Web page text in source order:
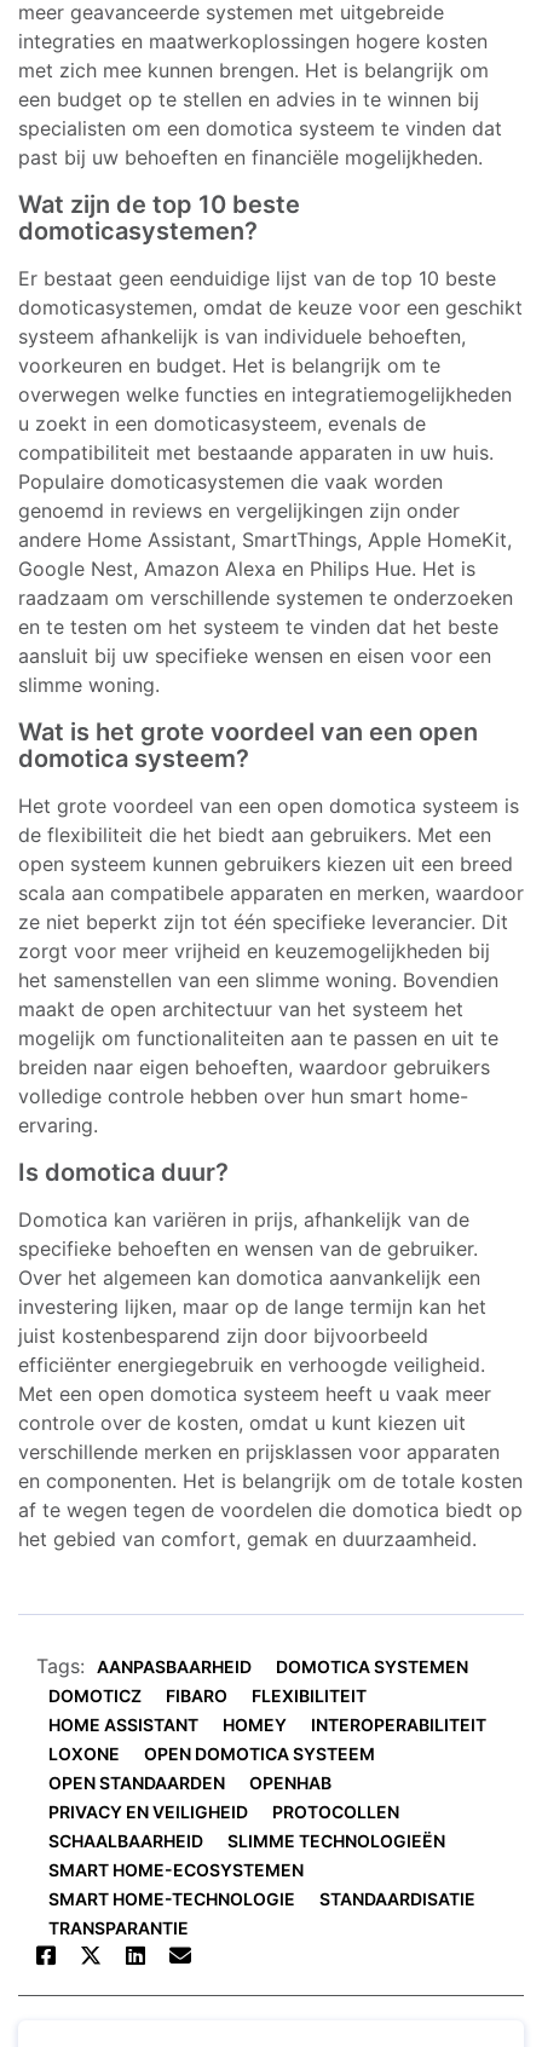
meer geavanceerde systemen met uitgebreide
integraties en maatwerkoplossingen hogere kosten
met zich mee kunnen brengen. Het is belangrijk om
een budget op te stellen en advies in te winnen bij
specialisten om een domotica systeem te vinden dat
past bij uw behoeften en financiële mogelijkheden.
Wat zijn de top 10 beste
domoticasystemen?
Er bestaat geen eenduidige lijst van de top 10 beste
domoticasystemen, omdat de keuze voor een geschikt
systeem afhankelijk is van individuele behoeften,
voorkeuren en budget. Het is belangrijk om te
overwegen welke functies en integratiemogelijkheden
u zoekt in een domoticasysteem, evenals de
compatibiliteit met bestaande apparaten in uw huis.
Populaire domoticasystemen die vaak worden
genoemd in reviews en vergelijkingen zijn onder
andere Home Assistant, SmartThings, Apple HomeKit,
Google Nest, Amazon Alexa en Philips Hue. Het is
raadzaam om verschillende systemen te onderzoeken
en te testen om het systeem te vinden dat het beste
aansluit bij uw specifieke wensen en eisen voor een
slimme woning.
Wat is het grote voordeel van een open
domotica systeem?
Het grote voordeel van een open domotica systeem is
de flexibiliteit die het biedt aan gebruikers. Met een
open systeem kunnen gebruikers kiezen uit een breed
scala aan compatibele apparaten en merken, waardoor
ze niet beperkt zijn tot één specifieke leverancier. Dit
zorgt voor meer vrijheid en keuzemogelijkheden bij
het samenstellen van een slimme woning. Bovendien
maakt de open architectuur van het systeem het
mogelijk om functionaliteiten aan te passen en uit te
breiden naar eigen behoeften, waardoor gebruikers
volledige controle hebben over hun smart home-
ervaring.
Is domotica duur?
Domotica kan variëren in prijs, afhankelijk van de
specifieke behoeften en wensen van de gebruiker.
Over het algemeen kan domotica aanvankelijk een
investering lijken, maar op de lange termijn kan het
juist kostenbesparend zijn door bijvoorbeeld
efficiënter energiegebruik en verhoogde veiligheid.
Met een open domotica systeem heeft u vaak meer
controle over de kosten, omdat u kunt kiezen uit
verschillende merken en prijsklassen voor apparaten
en componenten. Het is belangrijk om de totale kosten
af te wegen tegen de voordelen die domotica biedt op
het gebied van comfort, gemak en duurzaamheid.
Tags: AANPASBAARHEID
DOMOTICA SYSTEMEN
DOMOTICZ
FIBARO
FLEXIBILITEIT
HOME ASSISTANT
HOMEY
INTEROPERABILITEIT
LOXONE
OPEN DOMOTICA SYSTEEM
OPEN STANDAARDEN
OPENHAB
PRIVACY EN VEILIGHEID
PROTOCOLLEN
SCHAALBAARHEID
SLIMME TECHNOLOGIEËN
SMART HOME-ECOSYSTEMEN
SMART HOME-TECHNOLOGIE
STANDAARDISATIE
TRANSPARANTIE